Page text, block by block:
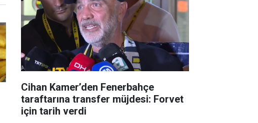
Cihan Kamer’den Fenerbahçe
taraftarına transfer müjdesi: Forvet
için tarih verdi